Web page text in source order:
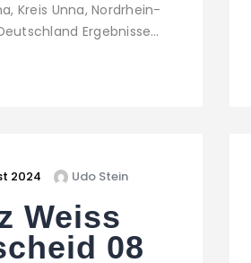
Kreis Unna, Nordrhein-
Ergebnisse…
2024 Udo Stein
Weiss
08